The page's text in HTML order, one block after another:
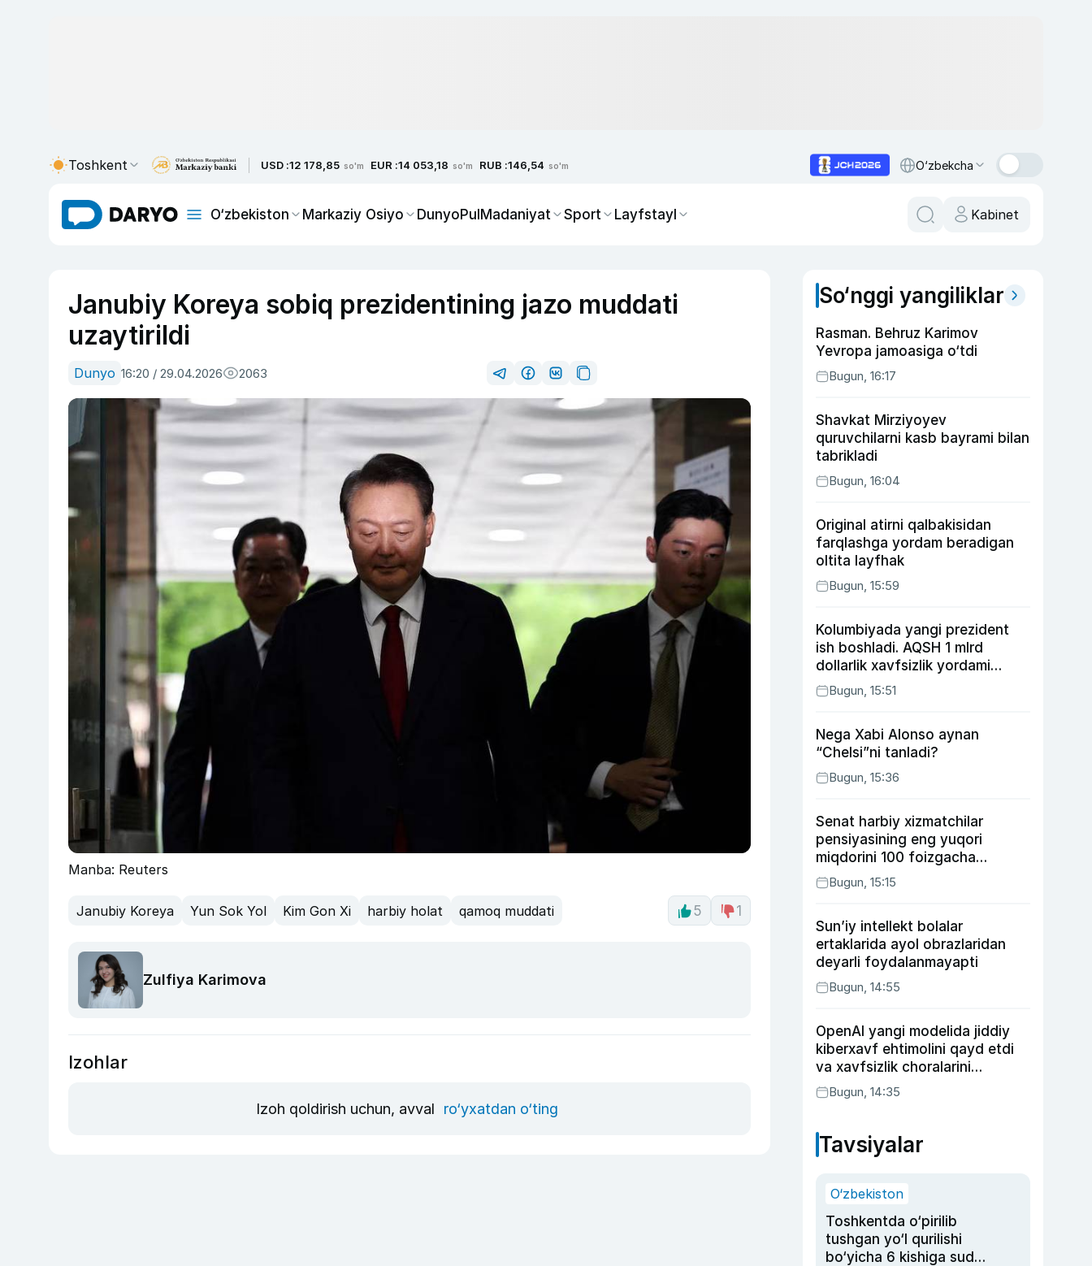
Toshkent USD :12 178,85 so'm EUR :14 053,18 so'm RUB :146,54 so'm O‘zbekcha
O‘zbekiston Markaziy Osiyo DunyoPulMadaniyat Sport Layfstayl Kabinet
Janubiy Koreya sobiq prezidentining jazo muddati
uzaytirildi
Dunyo 16:20 / 29.04.2026 2063
Manba: Reuters
Janubiy Koreya Yun Sok Yol Kim Gon Xi harbiy holat qamoq muddati 5 1
Zulfiya Karimova
Izohlar
Izoh qoldirish uchun, avval ro‘yxatdan o‘ting
So‘nggi yangiliklar
Rasman. Behruz Karimov
Yevropa jamoasiga o‘tdi
Bugun, 16:17
Shavkat Mirziyoyev
quruvchilarni kasb bayrami bilan
tabrikladi
Bugun, 16:04
Original atirni qalbakisidan
farqlashga yordam beradigan
oltita layfhak
Bugun, 15:59
Kolumbiyada yangi prezident
ish boshladi. AQSH 1 mlrd
dollarlik xavfsizlik yordami
bermoqchi
Bugun, 15:51
Nega Xabi Alonso aynan
“Chelsi”ni tanladi?
Bugun, 15:36
Senat harbiy xizmatchilar
pensiyasining eng yuqori
miqdorini 100 foizgacha
oshirishni nazarda tutuvchi
qonunni ma’qulladi
Bugun, 15:15
Sun’iy intellekt bolalar
ertaklarida ayol obrazlaridan
deyarli foydalanmayapti
Bugun, 14:55
OpenAI yangi modelida jiddiy
kiberxavf ehtimolini qayd etdi
va xavfsizlik choralarini
kuchaytirdi
Bugun, 14:35
Tavsiyalar
O‘zbekiston
Toshkentda o‘pirilib
tushgan yo‘l qurilishi
bo‘yicha 6 kishiga sud